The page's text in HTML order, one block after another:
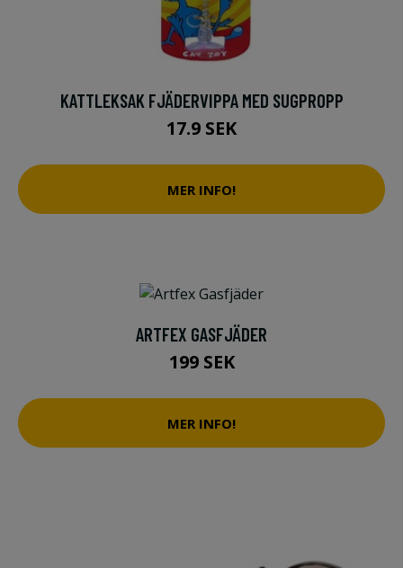
KATTLEKSAK FJÄDERVIPPA MED SUGPROPP
17.9 SEK
MER INFO!
ARTFEX GASFJÄDER
199 SEK
MER INFO!